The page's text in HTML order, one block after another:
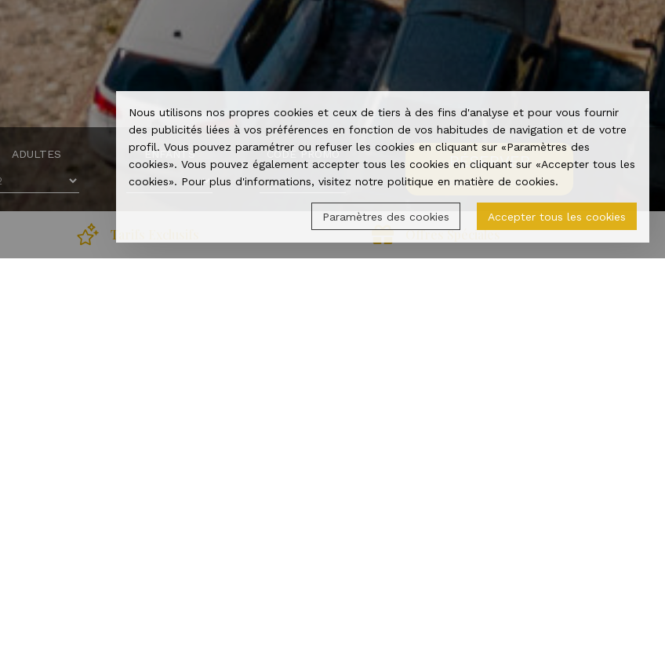
ADULTES ENFANTS CODE PROMO RÉSERVER
MEILLEUR PRIX GARANTI
Tarifs Exclusifs Offres Spéciales
recuperarportugal.gov.pt
Tous droits réservés - Powered by ®
Nous utilisons nos propres cookies et ceux de tiers à des fins d'analyse et pour vous fournir
des publicités liées à vos préférences en fonction de vos habitudes de navigation et de votre
profil. Vous pouvez paramétrer ou refuser les cookies en cliquant sur «Paramètres des
cookies». Vous pouvez également accepter tous les cookies en cliquant sur «Accepter tous les
cookies». Pour plus d'informations, visitez notre politique en matière de cookies.
Paramètres des cookies Accepter tous les cookies